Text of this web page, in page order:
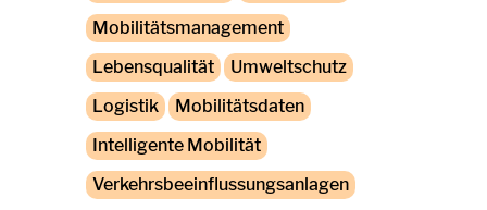
Mobilitätsmanagement
Lebensqualität
Umweltschutz
Logistik
Mobilitätsdaten
Intelligente Mobilität
Verkehrsbeeinflussungsanlagen